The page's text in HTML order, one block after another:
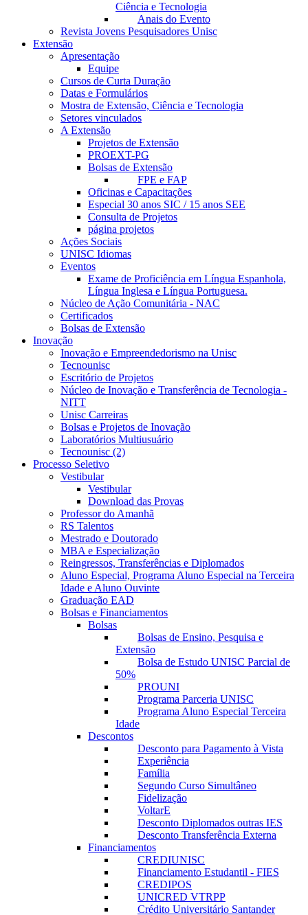
Ciência e Tecnologia
Anais do Evento
Revista Jovens Pesquisadores Unisc
Extensão
Apresentação
Equipe
Cursos de Curta Duração
Datas e Formulários
Mostra de Extensão, Ciência e Tecnologia
Setores vinculados
A Extensão
Projetos de Extensão
PROEXT-PG
Bolsas de Extensão
FPE e FAP
Oficinas e Capacitações
Especial 30 anos SIC / 15 anos SEE
Consulta de Projetos
página projetos
Ações Sociais
UNISC Idiomas
Eventos
Exame de Proficiência em Língua Espanhola,
Língua Inglesa e Língua Portuguesa.
Núcleo de Ação Comunitária - NAC
Certificados
Bolsas de Extensão
Inovação
Inovação e Empreendedorismo na Unisc
Tecnounisc
Escritório de Projetos
Núcleo de Inovação e Transferência de Tecnologia -
NITT
Unisc Carreiras
Bolsas e Projetos de Inovação
Laboratórios Multiusuário
Tecnounisc (2)
Processo Seletivo
Vestibular
Vestibular
Download das Provas
Professor do Amanhã
RS Talentos
Mestrado e Doutorado
MBA e Especialização
Reingressos, Transferências e Diplomados
Aluno Especial, Programa Aluno Especial na Terceira
Idade e Aluno Ouvinte
Graduação EAD
Bolsas e Financiamentos
Bolsas
Bolsas de Ensino, Pesquisa e
Extensão
Bolsa de Estudo UNISC Parcial de
50%
PROUNI
Programa Parceria UNISC
Programa Aluno Especial Terceira
Idade
Descontos
Desconto para Pagamento à Vista
Experiência
Família
Segundo Curso Simultâneo
Fidelização
VoltarE
Desconto Diplomados outras IES
Desconto Transferência Externa
Financiamentos
CREDIUNISC
Financiamento Estudantil - FIES
CREDIPOS
UNICRED VTRPP
Crédito Universitário Santander